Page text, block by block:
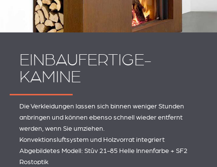
EINBAUFERTIGE-
KAMINE
Die Verkleidungen lassen sich binnen weniger Stunden
anbringen und können ebenso schnell wieder entfernt
werden, wenn Sie umziehen.
Konvektionsluftsystem und Holzvorrat integriert
Abgebildetes Modell: Stûv 21-85 Helle Innenfarbe + SF2
Rostoptik